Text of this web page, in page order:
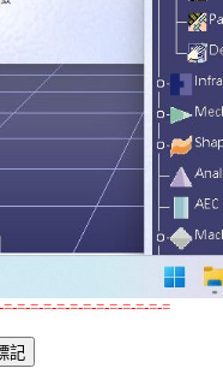
=-=-=-=-=-=-=-=-=-=-=-=